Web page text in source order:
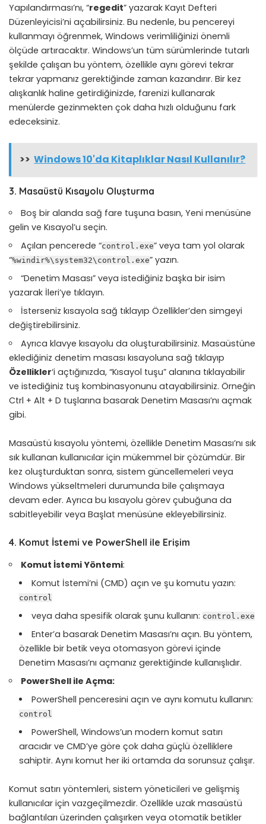
Yapılandırması’nı, “regedit” yazarak Kayıt Defteri
Düzenleyicisi’ni açabilirsiniz. Bu nedenle, bu pencereyi
kullanmayı öğrenmek, Windows verimliliğinizi önemli
ölçüde artıracaktır. Windows’un tüm sürümlerinde tutarlı
şekilde çalışan bu yöntem, özellikle aynı görevi tekrar
tekrar yapmanız gerektiğinde zaman kazandırır. Bir kez
alışkanlık haline getirdiğinizde, farenizi kullanarak
menülerde gezinmekten çok daha hızlı olduğunu fark
edeceksiniz.
>> Windows 10'da Kitaplıklar Nasıl Kullanılır?
3. Masaüstü Kısayolu Oluşturma
Boş bir alanda sağ fare tuşuna basın, Yeni menüsüne
gelin ve Kısayol’u seçin.
Açılan pencerede “control.exe” veya tam yol olarak
“%windir%\system32\control.exe” yazın.
“Denetim Masası” veya istediğiniz başka bir isim
yazarak İleri’ye tıklayın.
İsterseniz kısayola sağ tıklayıp Özellikler’den simgeyi
değiştirebilirsiniz.
Ayrıca klavye kısayolu da oluşturabilirsiniz. Masaüstüne
eklediğiniz denetim masası kısayoluna sağ tıklayıp
Özellikler‘i açtığınızda, “Kısayol tuşu” alanına tıklayabilir
ve istediğiniz tuş kombinasyonunu atayabilirsiniz. Örneğin
Ctrl + Alt + D tuşlarına basarak Denetim Masası’nı açmak
gibi.
Masaüstü kısayolu yöntemi, özellikle Denetim Masası’nı sık
sık kullanan kullanıcılar için mükemmel bir çözümdür. Bir
kez oluşturduktan sonra, sistem güncellemeleri veya
Windows yükseltmeleri durumunda bile çalışmaya
devam eder. Ayrıca bu kısayolu görev çubuğuna da
sabitleyebilir veya Başlat menüsüne ekleyebilirsiniz.
4. Komut İstemi ve PowerShell ile Erişim
Komut İstemi Yöntemi:
Komut İstemi’ni (CMD) açın ve şu komutu yazın:
control
veya daha spesifik olarak şunu kullanın: control.exe
Enter’a basarak Denetim Masası’nı açın. Bu yöntem,
özellikle bir betik veya otomasyon görevi içinde
Denetim Masası’nı açmanız gerektiğinde kullanışlıdır.
PowerShell ile Açma:
PowerShell penceresini açın ve aynı komutu kullanın:
control
PowerShell, Windows’un modern komut satırı
aracıdır ve CMD’ye göre çok daha güçlü özelliklere
sahiptir. Aynı komut her iki ortamda da sorunsuz çalışır.
Komut satırı yöntemleri, sistem yöneticileri ve gelişmiş
kullanıcılar için vazgeçilmezdir. Özellikle uzak masaüstü
bağlantıları üzerinden çalışırken veya otomatik betikler